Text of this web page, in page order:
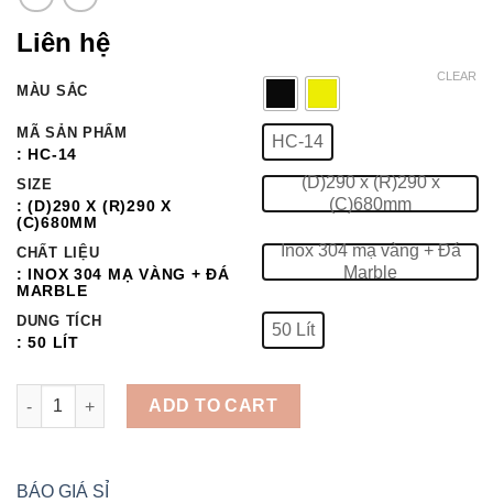
Liên hệ
MÀU SẮC
MÃ SẢN PHẨM
: HC-14
HC-14
SIZE
: (D)290 X (R)290 X
(C)680MM
(D)290 x (R)290 x
(C)680mm
CHẤT LIỆU
: INOX 304 MẠ VÀNG + ĐÁ
MARBLE
Inox 304 mạ vàng + Đá
Marble
DUNG TÍCH
: 50 LÍT
50 Lít
CLEAR
THÙNG RÁC ĐÁ HOA CƯƠNG HC-14 quantity
ADD TO CART
BÁO GIÁ SỈ